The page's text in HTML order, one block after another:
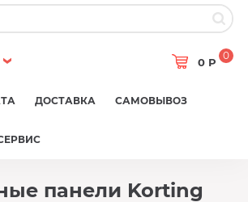
0 Р
0
ДОСТАВКА САМОВЫВОЗ
панели Korting